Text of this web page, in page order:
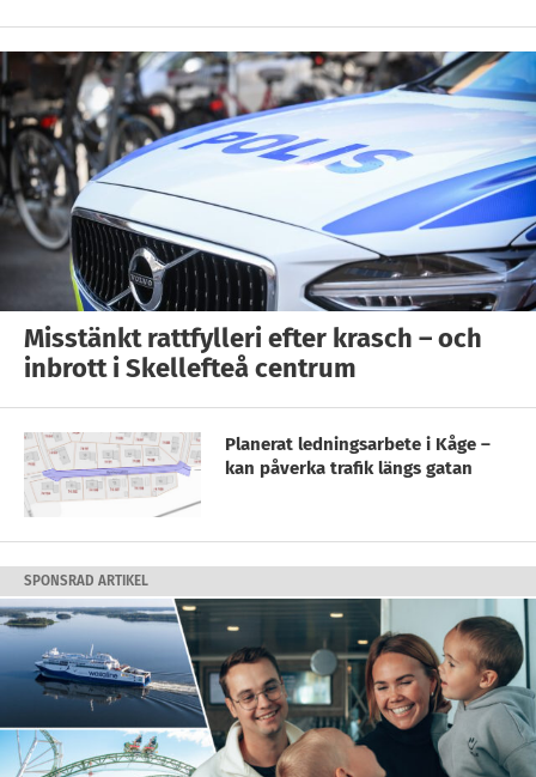
Misstänkt rattfylleri efter krasch – och
inbrott i Skellefteå centrum
Planerat ledningsarbete i Kåge –
kan påverka trafik längs gatan
SPONSRAD ARTIKEL